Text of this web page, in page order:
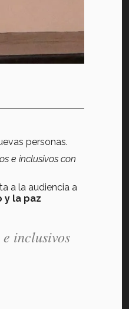
personas.
e inclusivos con
a la audiencia a
y la paz
inclusivos